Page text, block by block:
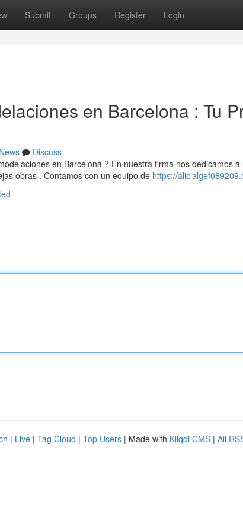
Submit Groups Register Login
en Barcelona : Tu
News
Discuss
en Barcelona ? En nuestra firma nos dedicamos
obras . Contamos con un equipo de https://
| Live | Tag Cloud | Top Users | Made with Kliqqi CMS | All